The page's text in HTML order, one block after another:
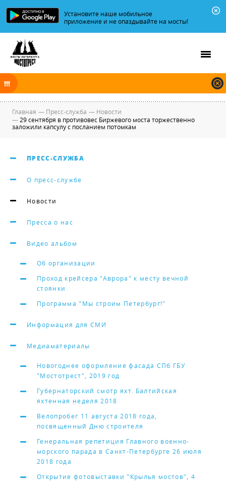
Установите наше мобильное
приложение и не опаздывайте на мосты!
разводятся по графику.
Главная — Пресс-служба — Новости
— 29 сентября в противовес Биржевого моста торжественно
заложили капсулу с посланием потомкам
ПРЕСС-СЛУЖБА
О пресс-службе
Новости
Пресса о нас
Видео альбом
Об организации
Проход крейсера "Аврора" к месту вечной
стоянки
Программа "Мы строим Петербург!"
Информация для СМИ
Медиаматериалы
Новогоднее оформление фасада СПб ГБУ
"Мостотрест", 2019 год
Губернаторский смотр яхт. Балтийская
яхтенная неделя 2018
Велопробег 11 августа 2018 года,
посвященный Дню строителя
Генеральная репетиция Главного военно-
морского парада в Санкт-Петербурге 26 июля
2018 года
Открытие фотовыставки "Крылья мостов", 4